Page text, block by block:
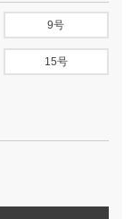
9号
15号